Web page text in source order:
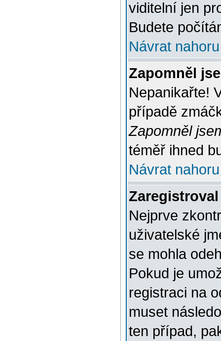
viditelní jen
Budete
Návrat nahoru
Zapomněl
Nepanikařte!
případě
Zapomněl
téměř ihned
Návrat nahoru
Nejprve
uživatelské
se mohla
Pokud je
registraci na
muset
ten případ,